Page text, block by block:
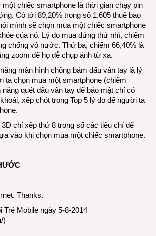
lâu
một chiếc smartphone là thời gian chạy pin
Có tới 89,20% trong số 1.605 thuê bao
mình sẽ chọn mua một chiếc smartphone
của nó. Lý do mua đứng thứ nhì, chiếm
chống vô nước. Thứ ba, chiếm 66,40% là
zoom để họ dễ chụp ảnh từ xa.
màn hình chống bám dấu vân tay là lý
ta chọn mua một smartphone (chiếm
năng quét dấu vân tay để bảo mật chỉ có
xếp chót trong Top 5 lý do để người ta
3D chỉ xếp thứ 8 trong số các tiêu chí để
vào khi chọn mua một chiếc smartphone.
Thanks.
Trẻ Mobile ngày 5-8-2014
)